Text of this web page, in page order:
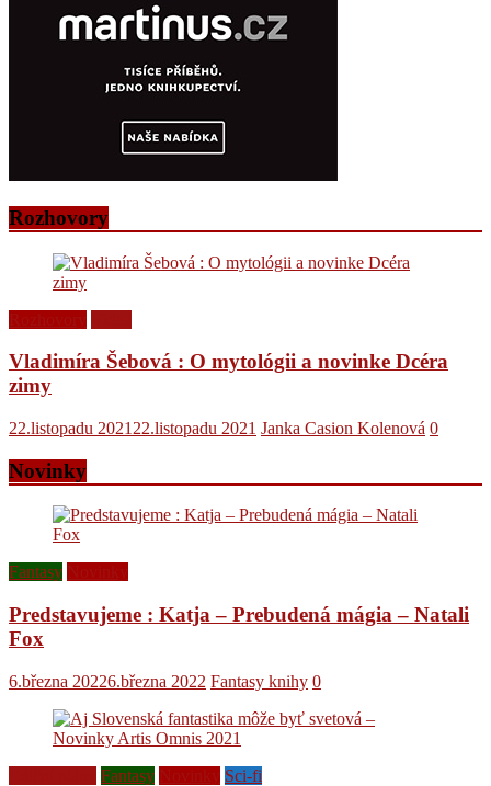
Rozhovory
Vladimíra Šebová : O mytológii a novinke Dcéra
zimy
22.listopadu 2021 22.listopadu 2021 Janka Casion Kolenová 0
Novinky
Fantasy
Predstavujeme : Katja – Prebudená mágia – Natali
Fox
6.března 20226.března 2022 Fantasy knihy 0
Fantasy Sci-fi